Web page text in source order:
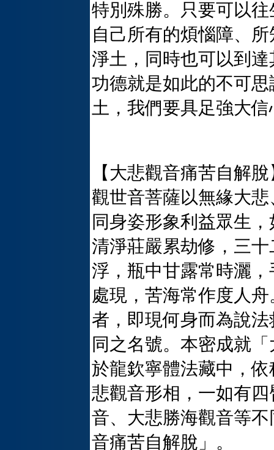
特別殊勝。只要可以
自己所有的煩惱障、
淨土，同時也可以到
功德就是如此的不可
土，我們要具足強大
【大悲觀音痛苦自解脫
觀世音菩薩以無緣大
同身姿形象利益眾生
清淨莊嚴累劫修，三
浮，瓶中甘露常時灑
處現，苦海常作度人
者，即現何身而為說
同之名號。本密成就
於龍欽寧體法藏中，
悲觀音形相，一如有
音、大悲勝海觀音等
音痛苦自解脫」。